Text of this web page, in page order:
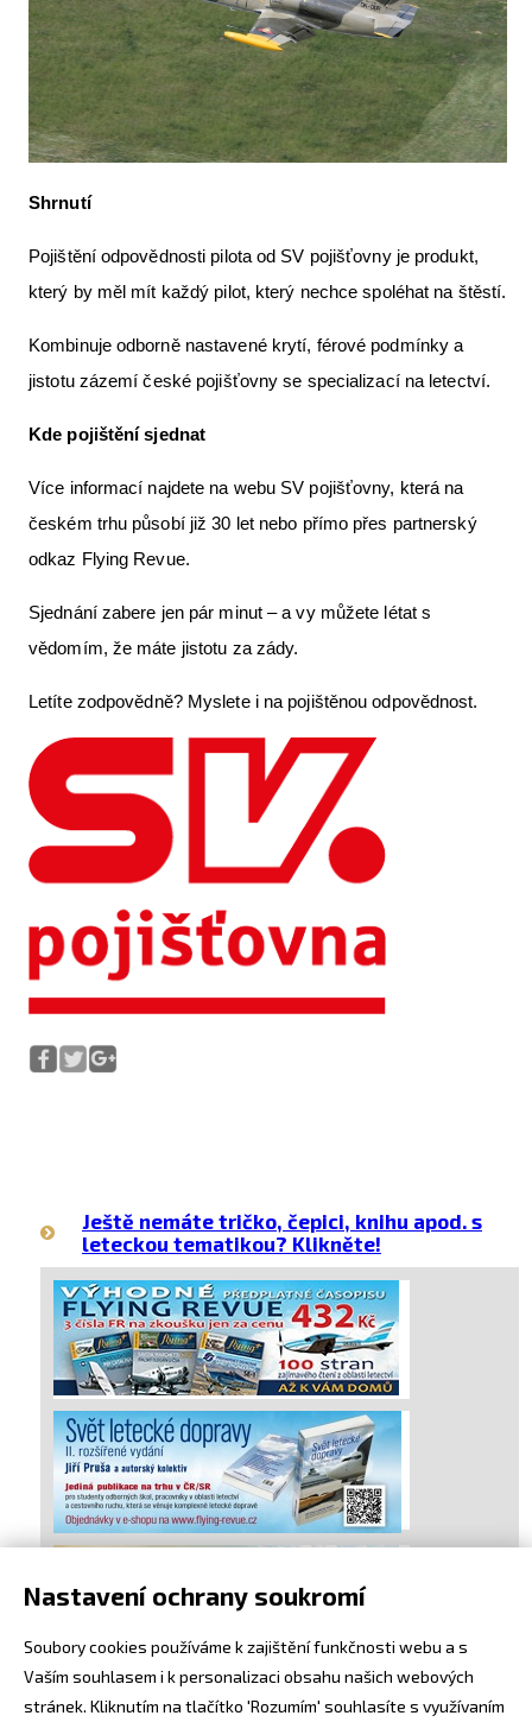
Shrnutí
Pojištění odpovědnosti pilota od SV pojišťovny je produkt,
který by měl mít každý pilot, který nechce spoléhat na štěstí.
Kombinuje odborně nastavené krytí, férové podmínky a
jistotu zázemí české pojišťovny se specializací na letectví.
Kde pojištění sjednat
Více informací najdete na webu SV pojišťovny, která na
českém trhu působí již 30 let nebo přímo přes partnerský
odkaz Flying Revue.
Sjednání zabere jen pár minut – a vy můžete létat s
vědomím, že máte jistotu za zády.
Letíte zodpovědně? Myslete i na pojištěnou odpovědnost.
Ještě nemáte tričko, čepici, knihu apod. s
leteckou tematikou? Klikněte!
Nastavení ochrany soukromí
Soubory cookies používáme k zajištění funkčnosti webu a s
Vaším souhlasem i k personalizaci obsahu našich webových
stránek. Kliknutím na tlačítko 'Rozumím' souhlasíte s využívaním